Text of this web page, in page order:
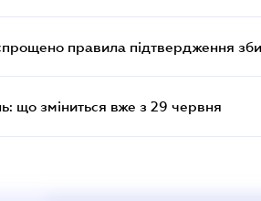
правила підтвердження
що зміниться вже з 29 червня